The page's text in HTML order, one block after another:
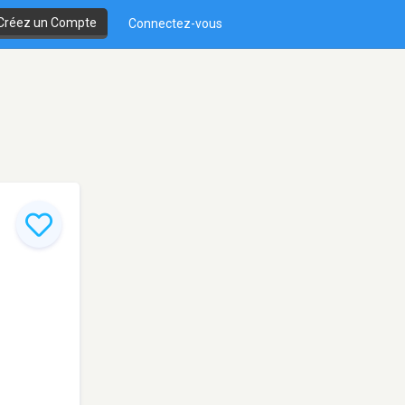
un Compte Connectez-vous